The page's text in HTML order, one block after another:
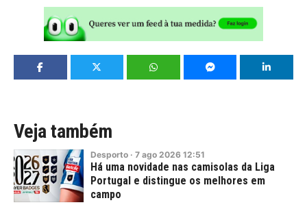
Veja também
Desporto · 7 ago 2026 12:51
Há uma novidade nas camisolas da Liga
Portugal e distingue os melhores em
campo